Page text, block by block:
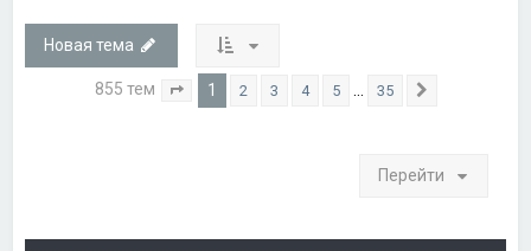
Новая тема
855 тем Страница из 35
1 2 3 4 5 … 35
Перейти